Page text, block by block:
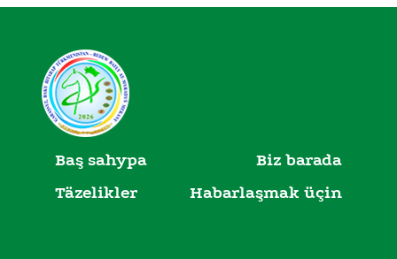
Baş sahypa
Biz barada
Täzelikler
Habarlaşmak üçin